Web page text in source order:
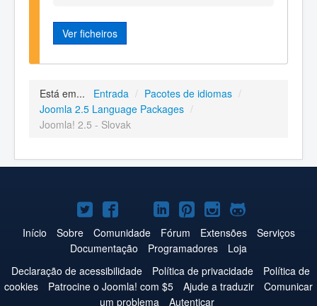
Ver ficheiros
Está em... Entrada / Pacotes de idiomas /
Joomla 2.5 Language Packages /
Joomla! 2.5 - Slovak
Joomla!
no
Twitter
Joomla!
no
Facebook
Joomla!
no
YouTube
Joomla!
no
LinkedIn
Joomla!
no
Pinterest
Joomla!
no
Instagram
Joomla!
no
GitHub
Início Sobre Comunidade Fórum Extensões
Serviços
Documentação
Programadores
Loja
Declaração de acessibilidade
Política de privacidade
Política de
cookies
Patrocine o Joomla! com $5 Ajude a traduzir
Comunicar
um problema
Autenticar